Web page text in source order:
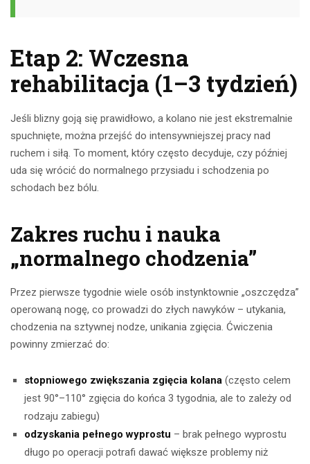
Etap 2: Wczesna
rehabilitacja (1–3 tydzień)
Jeśli blizny goją się prawidłowo, a kolano nie jest ekstremalnie
spuchnięte, można przejść do intensywniejszej pracy nad
ruchem i siłą. To moment, który często decyduje, czy później
uda się wrócić do normalnego przysiadu i schodzenia po
schodach bez bólu.
Zakres ruchu i nauka
„normalnego chodzenia”
Przez pierwsze tygodnie wiele osób instynktownie „oszczędza”
operowaną nogę, co prowadzi do złych nawyków – utykania,
chodzenia na sztywnej nodze, unikania zgięcia. Ćwiczenia
powinny zmierzać do:
stopniowego zwiększania zgięcia kolana (często celem
jest 90°–110° zgięcia do końca 3 tygodnia, ale to zależy od
rodzaju zabiegu)
odzyskania pełnego wyprostu – brak pełnego wyprostu
długo po operacji potrafi dawać większe problemy niż